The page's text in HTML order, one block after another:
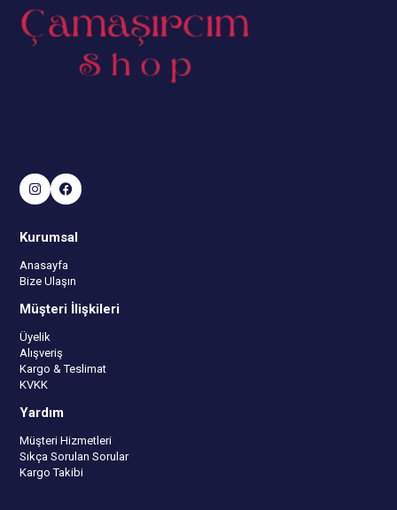
Kurumsal
Anasayfa
Bize Ulaşın
Müşteri İlişkileri
Üyelik
Alışveriş
Kargo & Teslimat
KVKK
Yardım
Müşteri Hizmetleri
Sıkça Sorulan Sorular
Kargo Takibi